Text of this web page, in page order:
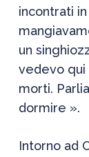
incontrati
un
vedevo qui
morti.
dormire ».
Intorno ad